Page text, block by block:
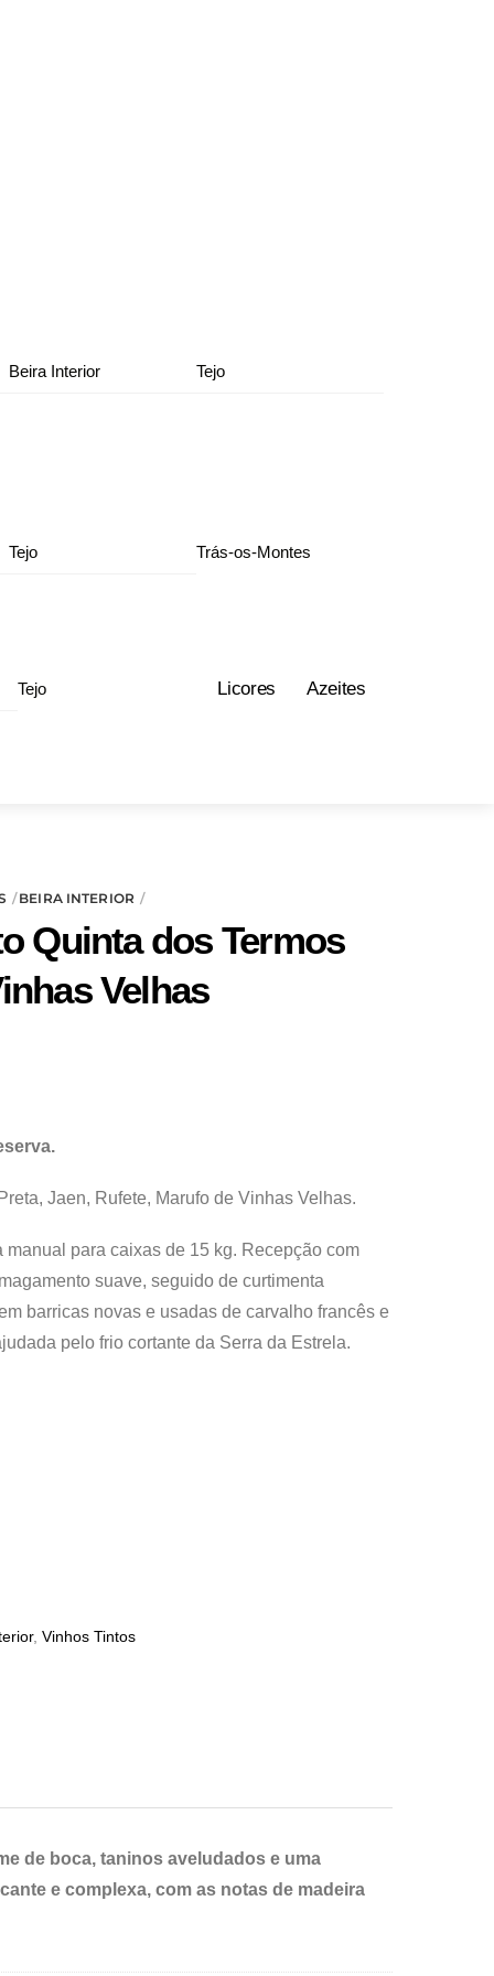
Beira Interior Tejo
Tejo Trás-os-Montes
Tejo Licores Azeites
BEIRA INTERIOR
Quinta dos Termos
Velhas
Jaen, Rufete, Marufo de Vinhas Velhas.
manual para caixas de 15 kg. Recepção com
suave, seguido de curtimenta
barricas novas e usadas de carvalho francês e
pelo frio cortante da Serra da Estrela.
,Vinhos Tintos
de boca, taninos aveludados e uma
e complexa, com as notas de madeira